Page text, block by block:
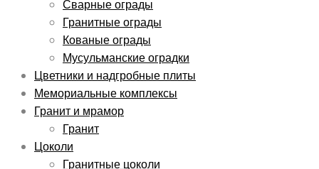
Сварные ограды
Гранитные ограды
Кованые ограды
Мусульманские оградки
Цветники и надгробные плиты
Мемориальные комплексы
Гранит и мрамор
Гранит
Цоколи
Гранитные цоколи